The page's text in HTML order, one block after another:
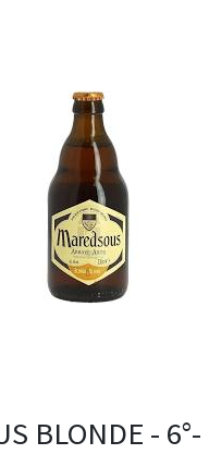
BLONDE -